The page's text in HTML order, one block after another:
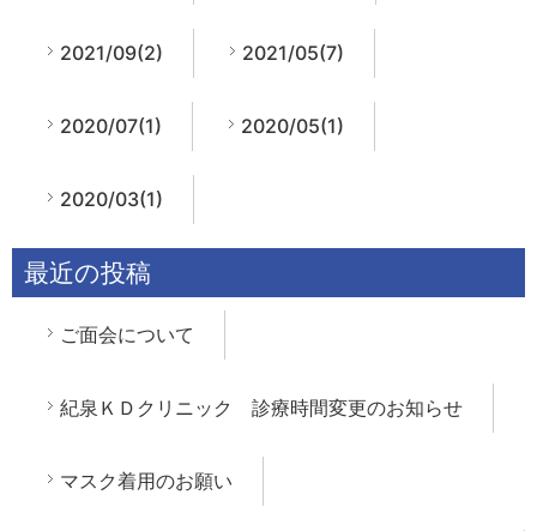
2021/09(2) 2021/05(7)
2020/07(1) 2020/05(1)
2020/03(1)
最近の投稿
ご面会について
紀泉ＫＤクリニック 診療時間変更のお知らせ
マスク着用のお願い